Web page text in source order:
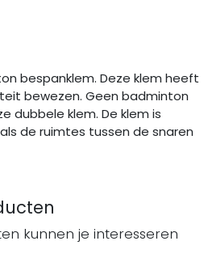
bespanklem. Deze klem heeft
bewezen. Geen badminton
dubbele klem. De klem is
de ruimtes tussen de snaren
kunnen je interesseren